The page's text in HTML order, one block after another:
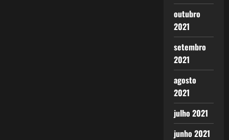
outubro
2021
setembro
2021
agosto
2021
julho 2021
junho 2021